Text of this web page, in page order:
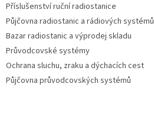
Příslušenství ruční radiostanice
Půjčovna radiostanic a rádiových systémů
Bazar radiostanic a výprodej skladu
Průvodcovské systémy
Ochrana sluchu, zraku a dýchacích cest
Půjčovna průvodcovských systémů